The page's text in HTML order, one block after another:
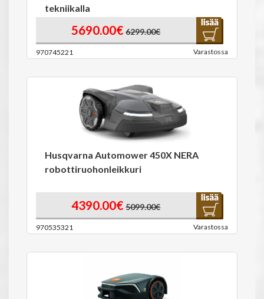
tekniikalla
5690.00€ 6299.00€
970745221 Varastossa
Husqvarna Automower 450X NERA
robottiruohonleikkuri
4390.00€ 5099.00€
970535321 Varastossa